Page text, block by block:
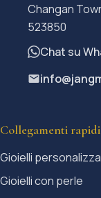
Changan
523850
Chat su
Collegamenti rapidi
Gioielli
Gioielli con perle